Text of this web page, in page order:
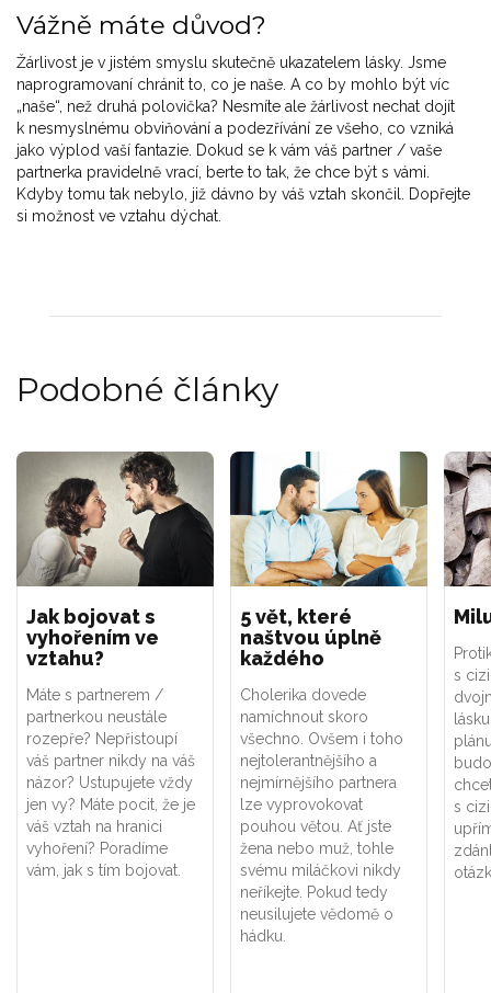
Vážně máte důvod?
Žárlivost je v jistém smyslu skutečně ukazatelem lásky. Jsme
naprogramovaní chránit to, co je naše. A co by mohlo být víc
„naše“, než druhá polovička? Nesmíte ale žárlivost nechat dojít
k nesmyslnému obviňování a podezřívání ze všeho, co vzniká
jako výplod vaší fantazie. Dokud se k vám váš partner / vaše
partnerka pravidelně vrací, berte to tak, že chce být s vámi.
Kdyby tomu tak nebylo, již dávno by váš vztah skončil. Dopřejte
si možnost ve vztahu dýchat.
Podobné články
Jak bojovat s
vyhořením ve
vztahu?
Máte s partnerem /
partnerkou neustále
rozepře? Nepřistoupí
váš partner nikdy na váš
názor? Ustupujete vždy
jen vy? Máte pocit, že je
váš vztah na hranici
vyhoření? Poradíme
vám, jak s tím bojovat.
5 vět, které
naštvou úplně
každého
Cholerika dovede
namíchnout skoro
všechno. Ovšem i toho
nejtolerantnějšího a
nejmírnějšího partnera
lze vyprovokovat
pouhou větou. Ať jste
žena nebo muž, tohle
svému miláčkovi nikdy
neříkejte. Pokud tedy
neusilujete vědomě o
hádku.
s
s